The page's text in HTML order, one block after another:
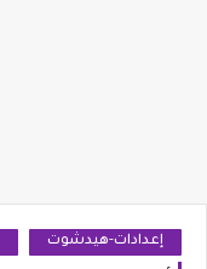
إعدادات-هيدشوت